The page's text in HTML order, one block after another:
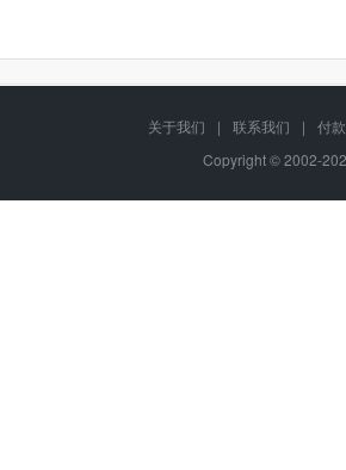
关于我们 | 联系我们 |
付
Copyright © 2002-